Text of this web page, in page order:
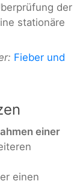
der
stationäre
Fieber und
einer
einen